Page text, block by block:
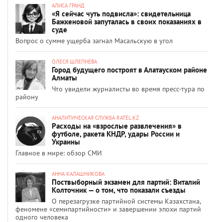
АЛИСА ГРАНД
«Я сейчас чуть подвисла»: свидетельница
Бажкеновой запуталась в своих показаниях в
суде
Вопрос о сумме ущерба загнал Масальскую в угол
ОЛЕСЯ ШЛЕПНЕВА
Город будущего построят в Алатауском районе
Алматы
Что увидели журналисты во время пресс-тура по
району
АНАЛИТИЧЕСКАЯ СЛУЖБА RATEL.KZ
Расходы на «взрослые развлечения» в
футболе, ракета КНДР, удары России и
Украины
Главное в мире: обзор СМИ
АННА КАЛАШНИКОВА
Поствыборный экзамен для партий: Виталий
Колточник — о том, что показали съезды
О перезагрузке партийной системы Казахстана,
феномене «семипартийности» и завершении эпохи партий
одного человека